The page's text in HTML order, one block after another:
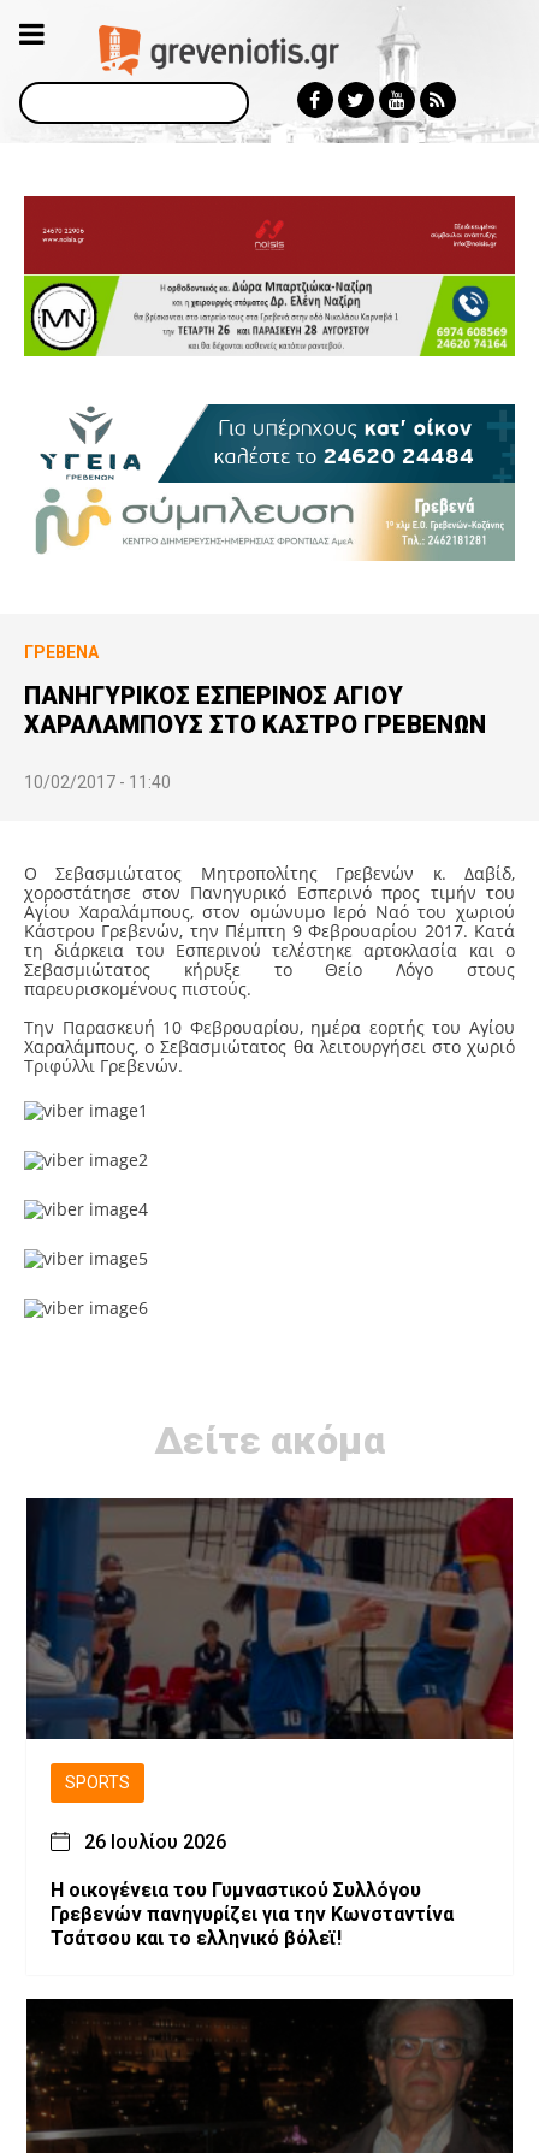
Αναζήτηση
ΓΡΕΒΕΝΆ
ΠΑΝΗΓΥΡΙΚΟΣ ΕΣΠΕΡΙΝΟΣ ΑΓΙΟΥ
ΧΑΡΑΛΑΜΠΟΥΣ ΣΤΟ ΚΑΣΤΡΟ ΓΡΕΒΕΝΩΝ
10/02/2017 - 11:40
Ο Σεβασμιώτατος Μητροπολίτης Γρεβενών κ. Δαβίδ,
χοροστάτησε στον Πανηγυρικό Εσπερινό προς τιμήν του
Αγίου Χαραλάμπους, στον ομώνυμο Ιερό Ναό του χωριού
Κάστρου Γρεβενών, την Πέμπτη 9 Φεβρουαρίου 2017. Κατά
τη διάρκεια του Εσπερινού τελέστηκε αρτοκλασία και ο
Σεβασμιώτατος κήρυξε το Θείο Λόγο στους
παρευρισκομένους πιστούς.
Την Παρασκευή 10 Φεβρουαρίου, ημέρα εορτής του Αγίου
Χαραλάμπους, ο Σεβασμιώτατος θα λειτουργήσει στο χωριό
Τριφύλλι Γρεβενών.
Δείτε ακόμα
SPORTS
26 Ιουλίου 2026
H οικογένεια του Γυμναστικού Συλλόγου
Γρεβενών πανηγυρίζει για την Κωνσταντίνα
Τσάτσου και το ελληνικό βόλεϊ!